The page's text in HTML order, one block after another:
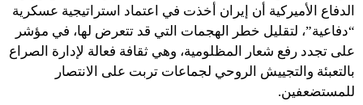
الدفاع الأميركية أن إيران أخذت في اعتماد استراتيجية عسكرية
“دفاعية”، لتقليل خطر الهجمات التي قد تتعرض لها، في مؤشر
على تجدد رفع شعار المظلومية، وهي ثقافة فعالة لإدارة الصراع
بالتعبئة والتجييش الروحي لجماعات تربت على الانتصار
للمستضعفين.